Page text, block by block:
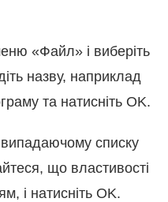
«Файл» і виберіть
назву, наприклад
та натисніть OK.
списку
що властивості
і натисніть OK.